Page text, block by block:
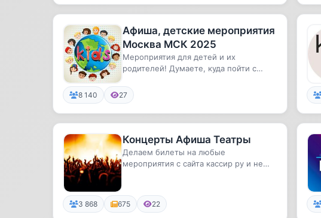
Афиша, детские мероприятия
Москва МСК 2025
Мероприятия для детей и их
родителей! Думаете, куда пойти с
отбо...
8 140 27
Концерты Афиша Театры
Делаем билеты на любые
мероприятия с сайта кассир ру и не
3 868 675 22